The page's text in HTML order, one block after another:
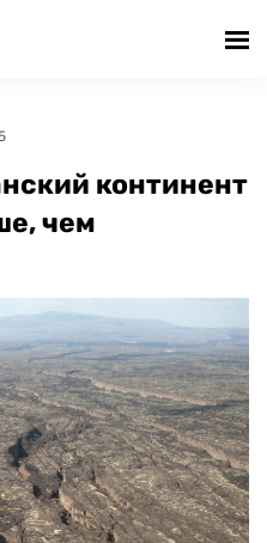
континент
чем